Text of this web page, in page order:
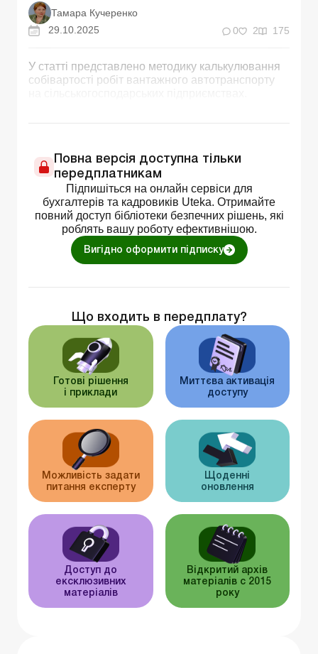
Тамара Кучеренко
29.10.2025
0 2 175
У статті представлено методику калькулювання
собівартості робіт вантажного автотранспорту
Повна версія доступна тільки
передплатникам
Підпишіться на онлайн сервіси для
бухгалтерів та кадровиків Uteka. Отримайте
повний доступ бібліотеки безпечних рішень, які
роблять вашу роботу ефективнішою.
Вигідно оформити підписку
Що входить в передплату?
Готові рішення
і приклади
Миттєва активація
доступу
Можливість задати
питання експерту
Щоденні
оновлення
Доступ до
ексклюзивних
матеріалів
Відкритий архів
матеріалів c 2015
року